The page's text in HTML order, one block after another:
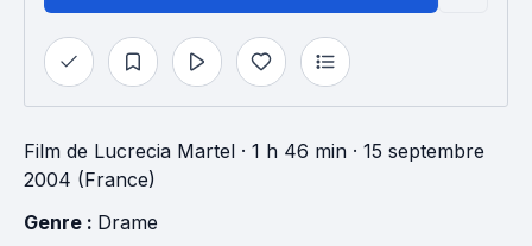
Film de Lucrecia Martel · 1 h 46 min · 15 septembre
2004 (France)
Genre : Drame